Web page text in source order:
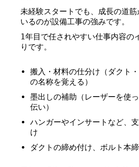
未経験スタートでも、成長の道
いるのが設備工事の強みです。
1年目で任されやすい仕事内容の
りです。
搬入・材料の仕分け（ダクト
の名称を覚える）
墨出しの補助（レーザーを使
伝い）
ハンガーやインサートなど、
け
ダクトの締め付け、ボルト本